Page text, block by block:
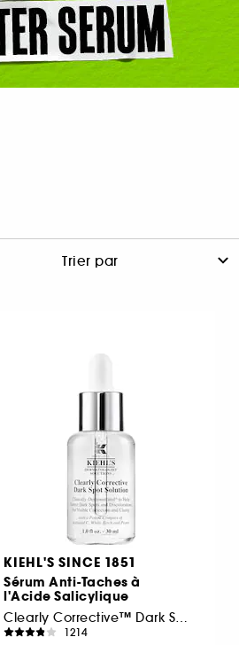
KIEHL'S SINCE 1851
Sérum Anti-Taches à
l'Acide Salicylique
Clearly Corrective™ Dark Spot Solution
1214